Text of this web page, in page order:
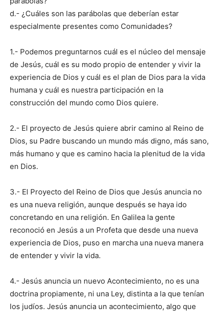
d.- ¿Cuáles son las parábolas que deberían estar
especialmente presentes como Comunidades?
1.- Podemos preguntarnos cuál es el núcleo del mensaje
de Jesús, cuál es su modo propio de entender y vivir la
experiencia de Dios y cuál es el plan de Dios para la vida
humana y cuál es nuestra participación en la
construcción del mundo como Dios quiere.
2.- El proyecto de Jesús quiere abrir camino al Reino de
Dios, su Padre buscando un mundo más digno, más sano,
más humano y que es camino hacia la plenitud de la vida
en Dios.
3.- El Proyecto del Reino de Dios que Jesús anuncia no
es una nueva religión, aunque después se haya ido
concretando en una religión. En Galilea la gente
reconoció en Jesús a un Profeta que desde una nueva
experiencia de Dios, puso en marcha una nueva manera
de entender y vivir la vida.
4.- Jesús anuncia un nuevo Acontecimiento, no es una
doctrina propiamente, ni una Ley, distinta a la que tenían
los judíos. Jesús anuncia un acontecimiento, algo que